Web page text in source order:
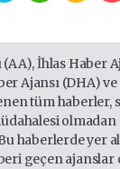
İhlas Haber
Ajansı (DHA)
tüm haberler,
olmadan
haberlerde yer
geçen ajanslar